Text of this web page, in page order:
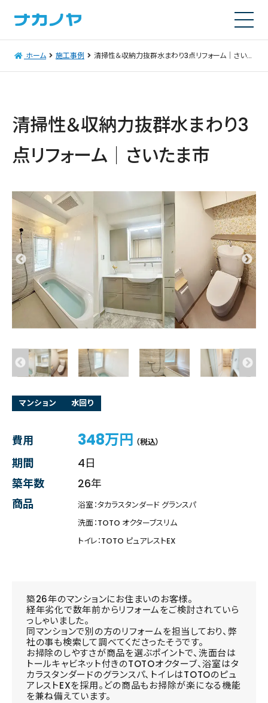
ホーム 施工事例 清掃性＆収納力抜群水まわり3点リフォーム｜さいたま市
清掃性＆収納力抜群水まわり3
点リフォーム｜さいたま市
マンション 水回り
費用 348万円 （税込）
期間
4日
築年数
26年
商品
浴室：タカラスタンダード グランスパ
洗面：TOTO オクターブスリム
トイレ：TOTO ピュアレストEX
築26年のマンションにお住まいのお客様。
経年劣化で数年前からリフォームをご検討されていら
っしゃいました。
同マンションで別の方のリフォームを担当しており、弊
社の事も検索して調べてくださったそうです。
お掃除のしやすさが商品を選ぶポイントで、洗面台は
トールキャビネット付きのTOTOオクターブ、浴室はタ
カラスタンダードのグランスパ、トイレはTOTOのピュ
アレストEXを採用。どの商品もお掃除が楽になる機能
を兼ね備えています。